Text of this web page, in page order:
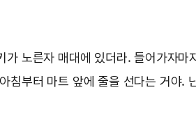
노른자 매대에 있더라. 들어가자
침부터 마트 앞에 줄을 선다는 거야.